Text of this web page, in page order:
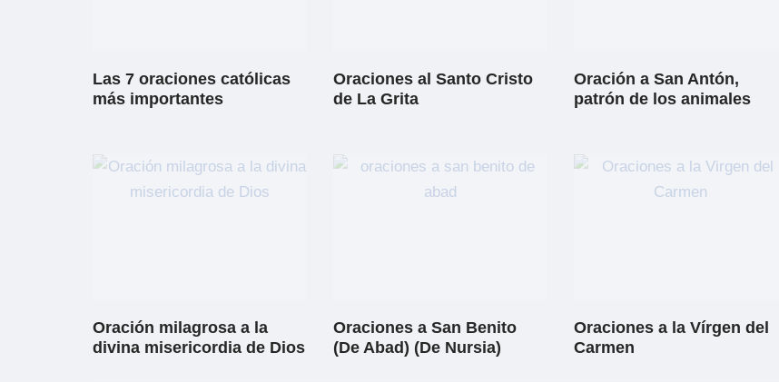
Las 7 oraciones católicas
más importantes
Oraciones al Santo Cristo
de La Grita
Oración a San Antón,
patrón de los animales
Oración milagrosa a la
divina misericordia de Dios
Oraciones a San Benito
(De Abad) (De Nursia)
Oraciones a la Vírgen del
Carmen